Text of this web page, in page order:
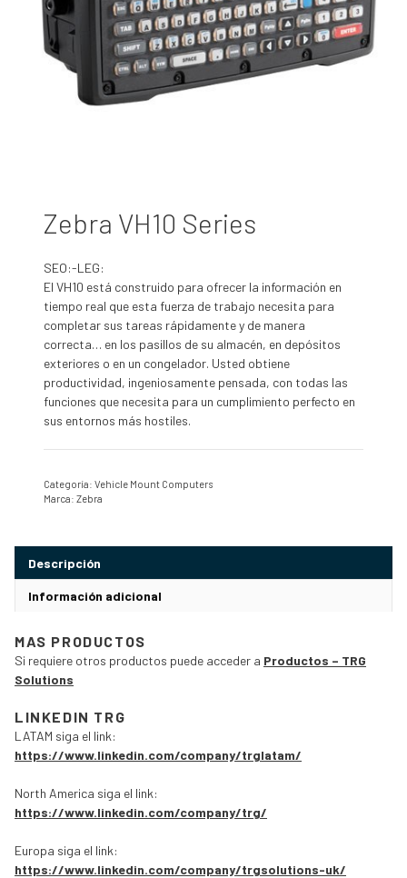
Zebra VH10 Series
SEO:-LEG:
El VH10 está construido para ofrecer la información en
tiempo real que esta fuerza de trabajo necesita para
completar sus tareas rápidamente y de manera
correcta… en los pasillos de su almacén, en depósitos
exteriores o en un congelador. Usted obtiene
productividad, ingeniosamente pensada, con todas las
funciones que necesita para un cumplimiento perfecto en
sus entornos más hostiles.
Categoría: Vehicle Mount Computers
Marca: Zebra
Descripción
Información adicional
MAS PRODUCTOS
Si requiere otros productos puede acceder a Productos – TRG
Solutions
LINKEDIN TRG
LATAM siga el link:
https://www.linkedin.com/company/trglatam/
North America siga el link:
https://www.linkedin.com/company/trg/
Europa siga el link:
https://www.linkedin.com/company/trgsolutions-uk/